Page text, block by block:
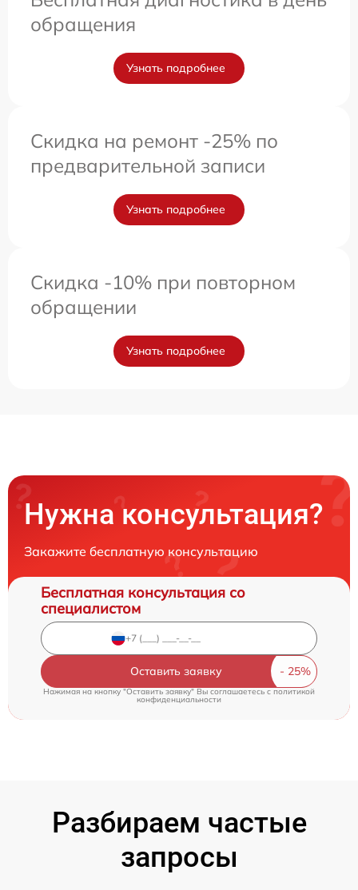
обращения
Узнать подробнее
Скидка на ремонт -25% по
предварительной записи
Узнать подробнее
Скидка -10% при повторном
обращении
Узнать подробнее
Нужна консультация?
Закажите бесплатную консультацию
Бесплатная консультация со
специалистом
Оставить заявку
Нажимая на кнопку "Оставить заявку" Вы соглашаетесь cполитикой
конфиденциальности
Разбираем частые
запросы